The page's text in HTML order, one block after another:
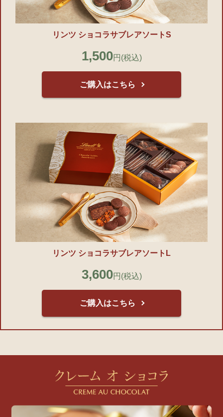
リンツ ショコラサブレアソートS
1,500円 (税込)
ご購入はこちら
リンツ ショコラサブレアソートL
3,600円 (税込)
ご購入はこちら